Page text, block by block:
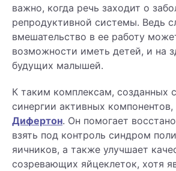
важно, когда речь заходит о
репродуктивной системы. Ведь
вмешательство в ее работу
возможности иметь детей, и на
будущих малышей.
К таким комплексам, созданных
синергии активных компонентов,
Дифертон. Он помогает
взять под контроль синдром
яичников, а также улучшает
созревающих яйцеклеток, хотя